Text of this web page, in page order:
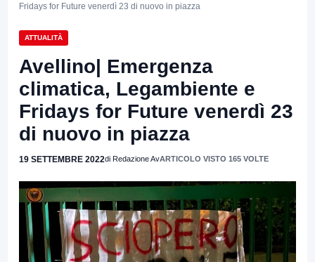
Fridays for Future venerdì 23 di nuovo in piazza
ATTUALITÀ
Avellino| Emergenza
climatica, Legambiente e
Fridays for Future venerdì 23
di nuovo in piazza
19 SETTEMBRE 2022di Redazione AvARTICOLO VISTO 165 VOLTE